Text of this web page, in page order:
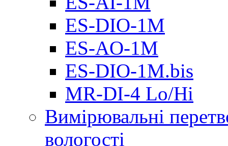
ES-DIO-1М
ES-AO-1М
ES-DIO-1M.bis
MR-DI-4 Lo/Hi
Вимірювальні
вологості